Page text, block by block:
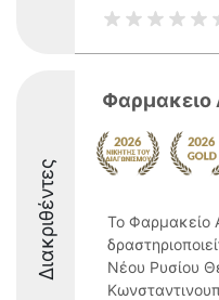
Διακριθέντες
Φαρμακειο
Το Φαρμακείο
Νέου Ρυσίου